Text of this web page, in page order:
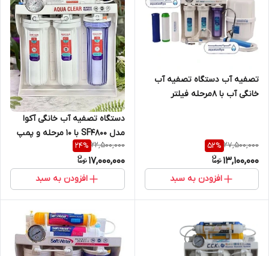
تصفیه آب دستگاه تصفیه آب
خانگی آب با 8مرحله فیلتر
27,500,000
52%
13,100,000
افزودن به سبد
دستگاه تصفیه آب خانگی آکوا
مدل SF4800 با ۱۰ مرحله و پمپ
تایوانی
22,500,000
24%
17,000,000
افزودن به سبد